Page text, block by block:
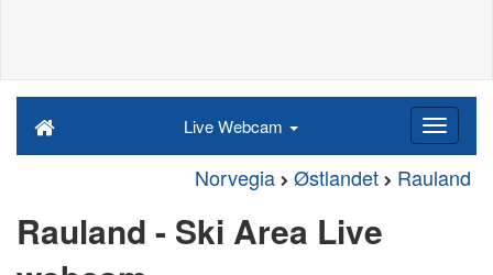
Live Webcam
Norvegia Østlandet Rauland
Rauland - Ski Area Live